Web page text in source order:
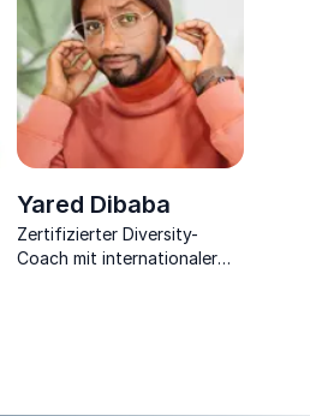
Yared Dibaba
Zertifizierter Diversity-
Coach mit internationaler